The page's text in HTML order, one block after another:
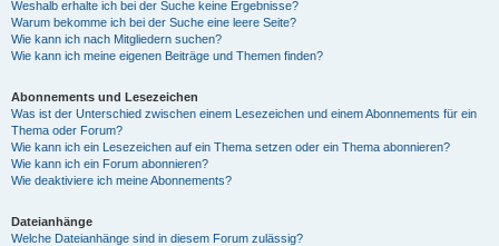
Weshalb erhalte ich bei der Suche keine Ergebnisse?
Warum bekomme ich bei der Suche eine leere Seite?
Wie kann ich nach Mitgliedern suchen?
Wie kann ich meine eigenen Beiträge und Themen finden?
Abonnements und Lesezeichen
Was ist der Unterschied zwischen einem Lesezeichen und einem Abonnements für ein
Thema oder Forum?
Wie kann ich ein Lesezeichen auf ein Thema setzen oder ein Thema abonnieren?
Wie kann ich ein Forum abonnieren?
Wie deaktiviere ich meine Abonnements?
Dateianhänge
Welche Dateianhänge sind in diesem Forum zulässig?